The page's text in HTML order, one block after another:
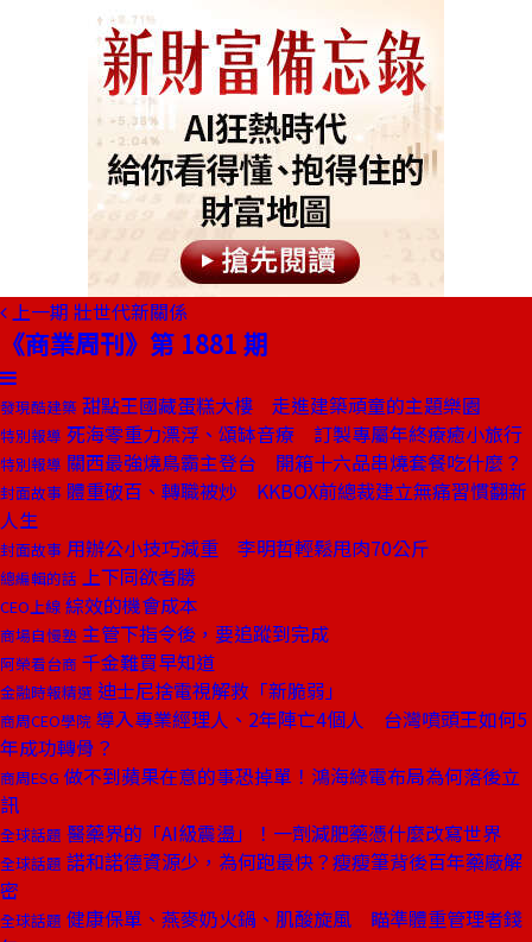
上一期 壯世代新關係
《商業周刊》第 1881 期
發現酷建築 甜點王國藏蛋糕大樓 走進建築頑童的主題樂園
特別報導 死海零重力漂浮、頌缽音療 訂製專屬年終療癒小旅行
特別報導 關西最強燒鳥霸主登台 開箱十六品串燒套餐吃什麼？
封面故事 體重破百、轉職被炒 KKBOX前總裁建立無痛習慣翻新
人生
封面故事 用辦公小技巧減重 李明哲輕鬆甩肉70公斤
總編輯的話 上下同欲者勝
CEO上線 綜效的機會成本
商場自慢塾 主管下指令後，要追蹤到完成
阿榮看台商 千金難買早知道
金融時報精選 迪士尼捨電視解救「新脆弱」
商周CEO學院 導入專業經理人、2年陣亡4個人 台灣噴頭王如何5
年成功轉骨？
商周ESG 做不到蘋果在意的事恐掉單！鴻海綠電布局為何落後立
訊
全球話題 醫藥界的「AI級震盪」！一劑減肥藥憑什麼改寫世界
全球話題 諾和諾德資源少，為何跑最快？瘦瘦筆背後百年藥廠解
密
全球話題 健康保單、燕麥奶火鍋、肌酸旋風 瞄準體重管理者錢